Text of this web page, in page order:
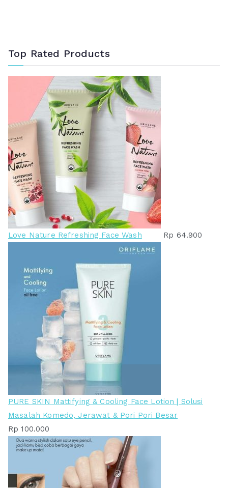
Top Rated Products
Love Nature Refreshing Face Wash Rp 64.900
PURE SKIN Mattifying & Cooling Face Lotion | Solusi
Masalah Komedo, Jerawat & Pori Pori Besar
Rp 100.000